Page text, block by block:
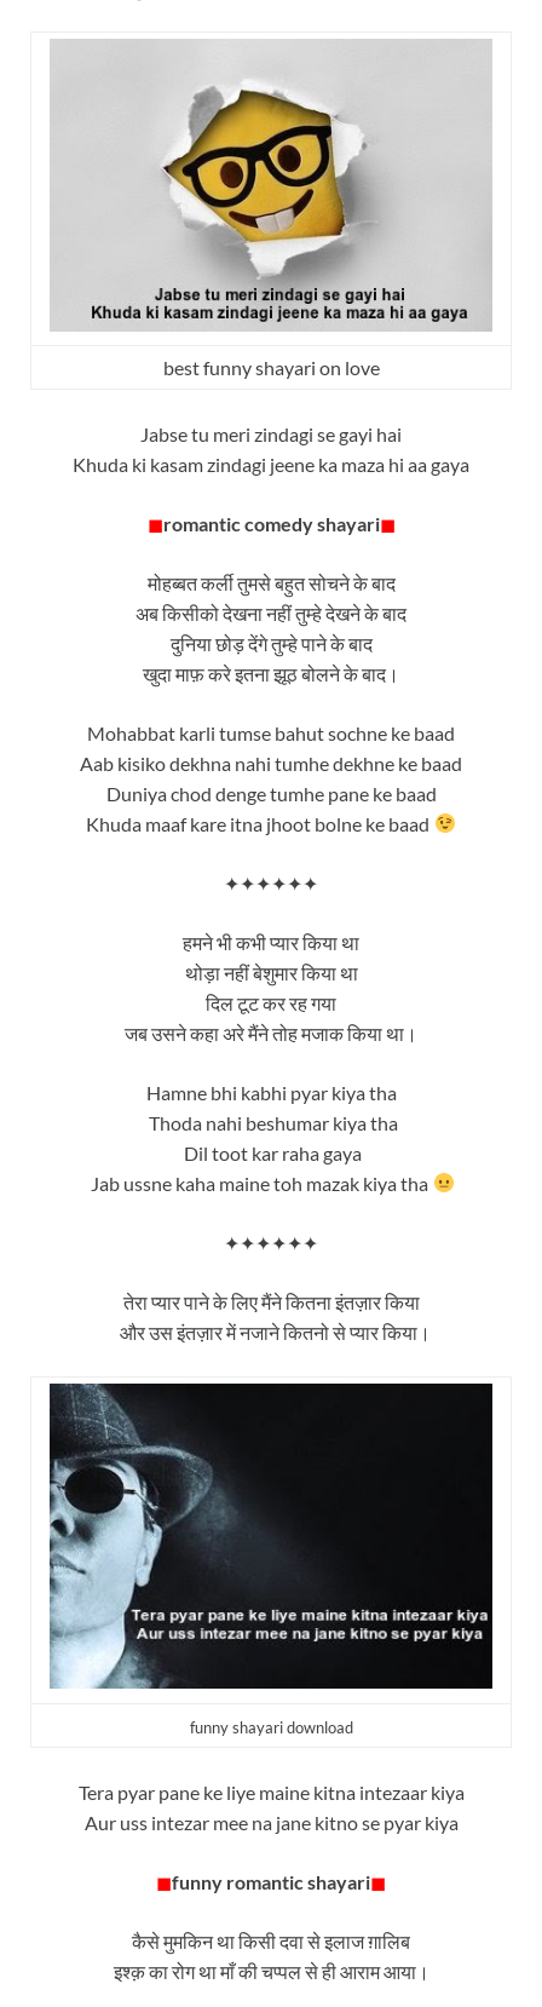
best funny shayari on love
Jabse tu meri zindagi se gayi hai
Khuda ki kasam zindagi jeene ka maza hi aa gaya
◼romantic comedy shayari◼
मोहब्बत कर्ली तुमसे बहुत सोचने के बाद
अब किसीको देखना नहीं तुम्हे देखने के बाद
दुनिया छोड़ देंगे तुम्हे पाने के बाद
खुदा माफ़ करे इतना झूठ बोलने के बाद।
Mohabbat karli tumse bahut sochne ke baad
Aab kisiko dekhna nahi tumhe dekhne ke baad
Duniya chod denge tumhe pane ke baad
Khuda maaf kare itna jhoot bolne ke baad
✦✦✦✦✦✦
हमने भी कभी प्यार किया था
थोड़ा नहीं बेशुमार किया था
दिल टूट कर रह गया
जब उसने कहा अरे मैंने तोह मजाक किया था।
Hamne bhi kabhi pyar kiya tha
Thoda nahi beshumar kiya tha
Dil toot kar raha gaya
Jab ussne kaha maine toh mazak kiya tha
✦✦✦✦✦✦
तेरा प्यार पाने के लिए मैंने कितना इंतज़ार किया
और उस इंतज़ार में नजाने कितनो से प्यार किया।
funny shayari download
Tera pyar pane ke liye maine kitna intezaar kiya
Aur uss intezar mee na jane kitno se pyar kiya
◼funny romantic shayari◼
कैसे मुमकिन था किसी दवा से इलाज ग़ालिब
इश्क़ का रोग था माँ की चप्पल से ही आराम आया।